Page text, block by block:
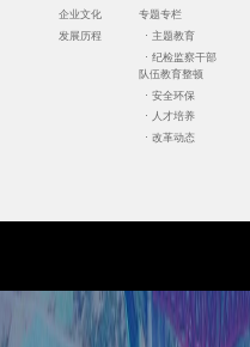
企业文化
发展历程
专题专栏
·主题教育
·纪检监察干部
队伍教育整顿
·安全环保
· 人才培养
·改革动态